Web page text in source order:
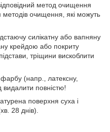
метод очищення
методів очищення, які можуть
силікатну або вапняну
крейдою або покриту
тріщини вискоблити
(напр., латексну,
видалити повністю!
поверхня суха і
28 днів).